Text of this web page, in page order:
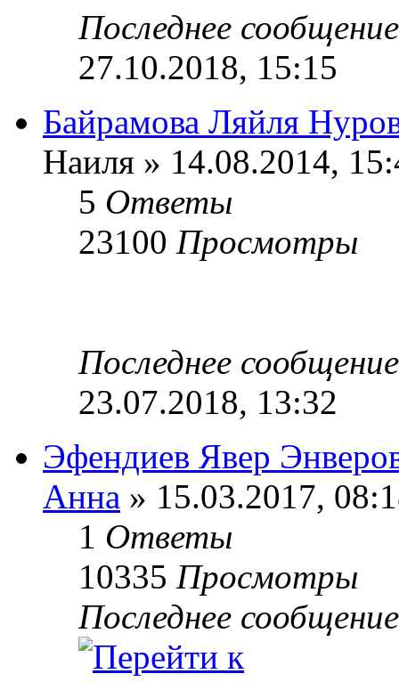
Последнее
27.10.2018, 15:15
Байрамова Ляйля
Наиля » 14.08.2014,
5 Ответы
23100 Просмотры
Последнее
23.07.2018, 13:32
Эфендиев Явер
Анна » 15.03.2017,
1 Ответы
10335 Просмотры
Последнее